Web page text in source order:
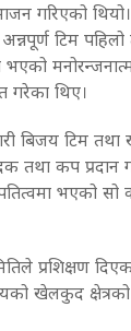
गरिएको
टिम पहिलो
भएको
गरेका थिए।
बिजय टिम तथा
तथा कप प्रदान
भएको सो
दिएका
खेलकुद